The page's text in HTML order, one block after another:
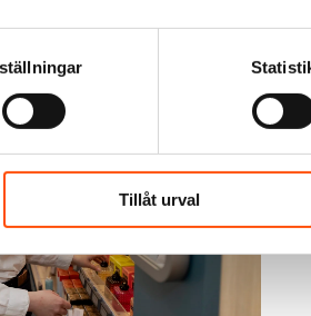
Tillåt urval